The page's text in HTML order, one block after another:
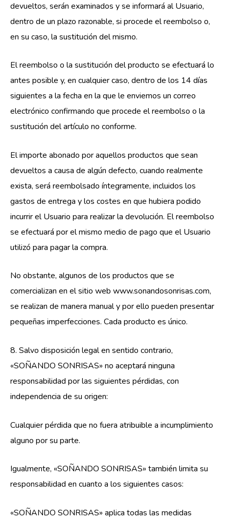
devueltos, serán examinados y se informará al Usuario,
dentro de un plazo razonable, si procede el reembolso o,
en su caso, la sustitución del mismo.
El reembolso o la sustitución del producto se efectuará lo
antes posible y, en cualquier caso, dentro de los 14 días
siguientes a la fecha en la que le enviemos un correo
electrónico confirmando que procede el reembolso o la
sustitución del artículo no conforme.
El importe abonado por aquellos productos que sean
devueltos a causa de algún defecto, cuando realmente
exista, será reembolsado íntegramente, incluidos los
gastos de entrega y los costes en que hubiera podido
incurrir el Usuario para realizar la devolución. El reembolso
se efectuará por el mismo medio de pago que el Usuario
utilizó para pagar la compra.
No obstante, algunos de los productos que se
comercializan en el sitio web www.sonandosonrisas.com,
se realizan de manera manual y por ello pueden presentar
pequeñas imperfecciones. Cada producto es único.
8. Salvo disposición legal en sentido contrario,
«SOÑANDO SONRISAS» no aceptará ninguna
responsabilidad por las siguientes pérdidas, con
independencia de su origen:
Cualquier pérdida que no fuera atribuible a incumplimiento
alguno por su parte.
Igualmente, «SOÑANDO SONRISAS» también limita su
responsabilidad en cuanto a los siguientes casos:
«SOÑANDO SONRISAS» aplica todas las medidas